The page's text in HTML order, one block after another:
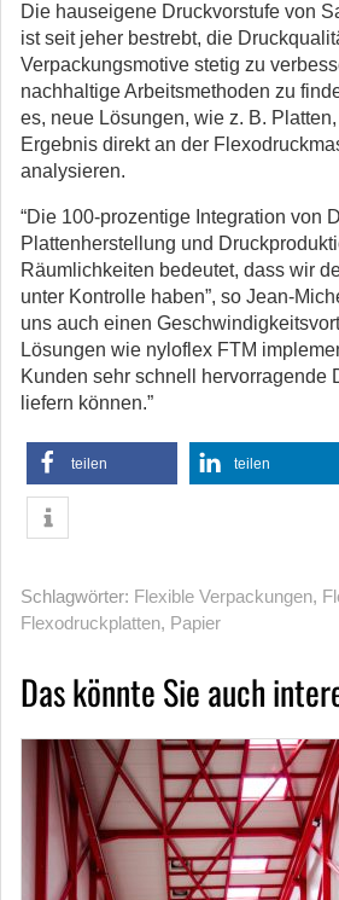
Die hauseigene Druckvorstufe von
ist seit jeher bestrebt, die
Verpackungsmotive stetig zu
nachhaltige Arbeitsmethoden zu
es, neue Lösungen, wie z. B.
Ergebnis direkt an der
analysieren.
“Die 100-prozentige Integration von
Plattenherstellung und
Räumlichkeiten bedeutet, dass wir
unter Kontrolle haben”, so Jean-
uns auch einen
Lösungen wie nyloflex FTM
Kunden sehr schnell hervorragende
liefern können.”
teilen teilen
Schlagwörter: Flexible Verpackungen,
Flexodruckplatten, Papier
Das könnte Sie auch